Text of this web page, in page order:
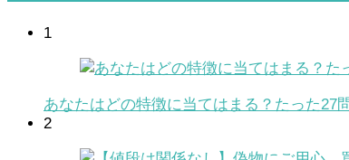
1
あなたはどの特徴に当てはまる？たった27
2